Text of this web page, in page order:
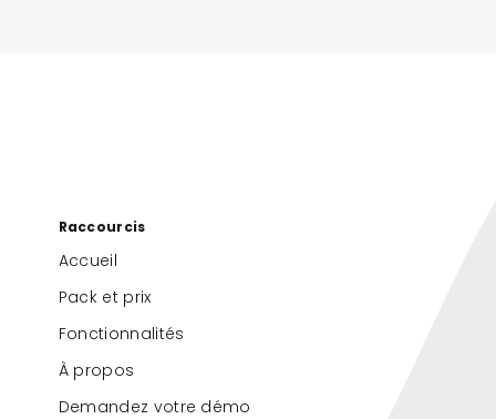
Raccourcis
Accueil
Pack et prix
Fonctionnalités
À propos
Demandez votre démo